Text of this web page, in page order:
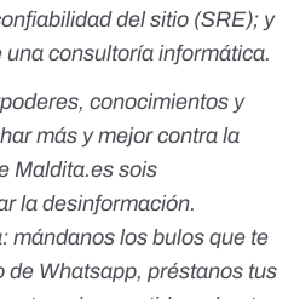
del sitio (SRE); y
consultoría informática.
conocimientos y
más y mejor contra la
Maldita.es sois
la desinformación.
mándanos los bulos que te
de Whatsapp, préstanos tus